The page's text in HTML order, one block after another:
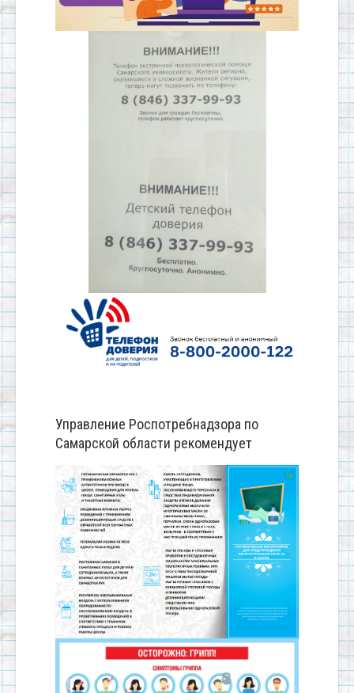
Управление Роспотребнадзора по
Самарской области рекомендует